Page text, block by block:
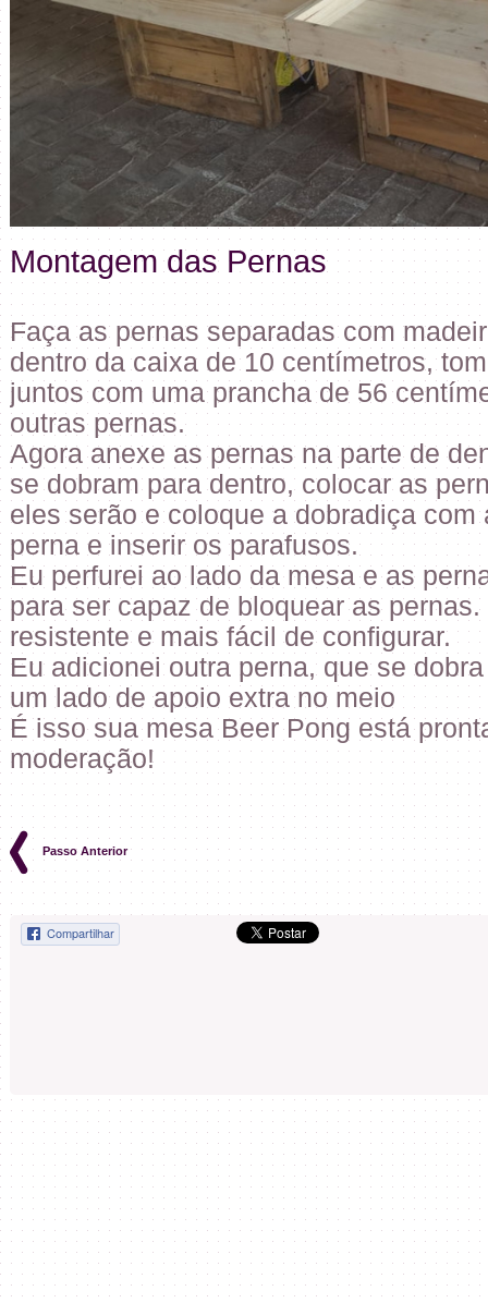
Montagem das Pernas
Faça as pernas separadas com
dentro da caixa de 10 centímetros,
juntos com uma prancha de 56
outras pernas.
Agora anexe as pernas na parte de
se dobram para dentro, colocar as
eles serão e coloque a dobradiça
perna e inserir os parafusos.
Eu perfurei ao lado da mesa e as
para ser capaz de bloquear as
resistente e mais fácil de configurar.
Eu adicionei outra perna, que se
um lado de apoio extra no meio
É isso sua mesa Beer Pong está
moderação!
Passo Anterior
Compartilhar